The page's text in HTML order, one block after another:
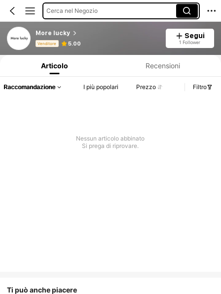
Cerca nel Negozio
More lucky
Venditore 5.00
Segui
1 Follower
Articolo Recensioni
Raccomandazione I più popolari Prezzo Filtro
Nessun articolo abbinato
Si prega di riprovare.
Ti può anche piacere